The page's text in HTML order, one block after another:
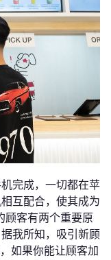
完成，一切都在苹
互配合，使其成为
顾客有两个重要原
我所知，吸引新顾
如果你能让顾客加